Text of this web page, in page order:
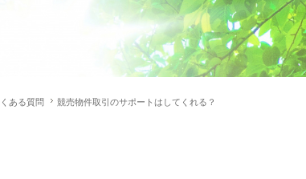
ある質問 競売物件取引のサポートはしてくれる？